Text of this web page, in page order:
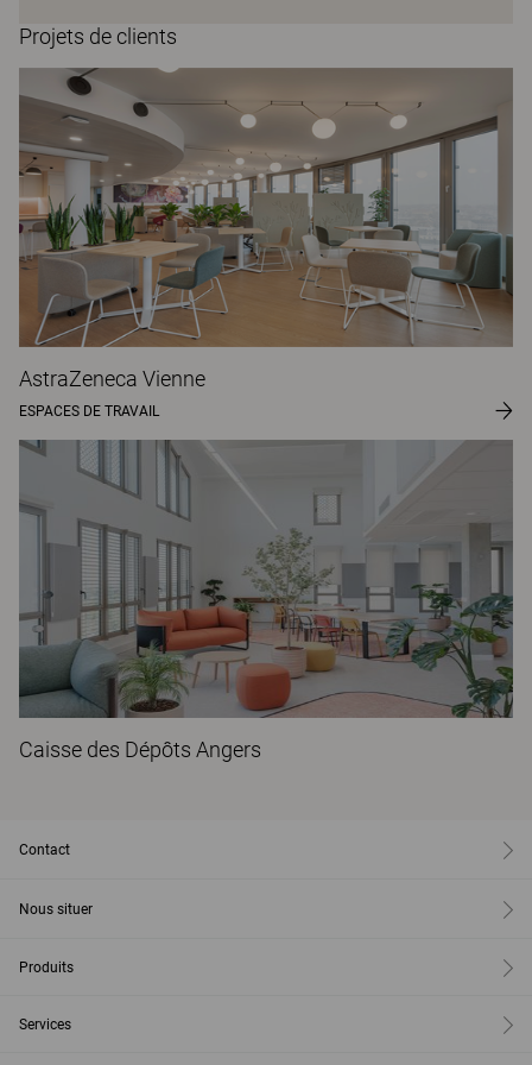
Projets de clients
AstraZeneca Vienne
ESPACES DE TRAVAIL
Caisse des Dépôts Angers
Contact
Nous situer
Produits
Services